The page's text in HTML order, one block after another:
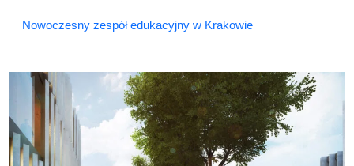
Nowoczesny zespół edukacyjny w Krakowie